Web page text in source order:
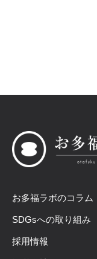
お多福ラボのコラム
SDGsへの取り組み
採用情報